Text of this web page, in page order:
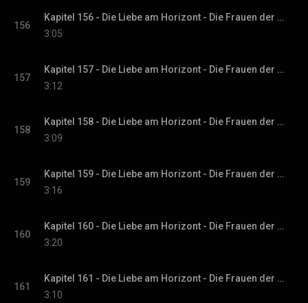
156
Kapitel 156 - Die Liebe am Horizont - Die Frauen der Villa Sommerwind, Band 3
3:05
157
Kapitel 157 - Die Liebe am Horizont - Die Frauen der Villa Sommerwind, Band 3
3:12
158
Kapitel 158 - Die Liebe am Horizont - Die Frauen der Villa Sommerwind, Band 3
3:09
159
Kapitel 159 - Die Liebe am Horizont - Die Frauen der Villa Sommerwind, Band 3
3:16
160
Kapitel 160 - Die Liebe am Horizont - Die Frauen der Villa Sommerwind, Band 3
3:20
161
Kapitel 161 - Die Liebe am Horizont - Die Frauen der Villa Sommerwind, Band 3
3:10